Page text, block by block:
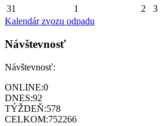
31 1 2 3
Kalendár zvozu odpadu
Návštevnosť
Návštevnosť:
ONLINE:0
DNES:92
TÝŽDEŇ:578
CELKOM:752266